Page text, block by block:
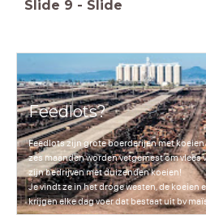
Slide 9 - Slide
Feedlots?
Feedlots zijn grote boerderijen met
zes maanden worden vetgemest om vlees
zijn bedrijven met duizenden koeien!
Je vindt ze in het droge westen, de koeien
krijgen elke dag voer dat bestaat uit bv